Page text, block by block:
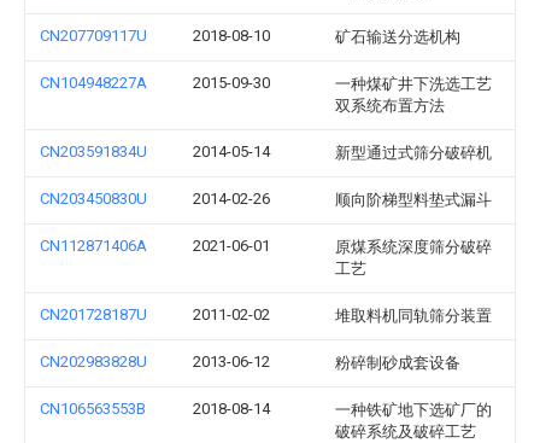
CN207709117U 2018-08-10 矿石输送分选机构
CN104948227A 2015-09-30
一种煤矿井下洗选工艺
双系统布置方法
CN203591834U 2014-05-14 新型通过式筛分破碎机
CN203450830U 2014-02-26 顺向阶梯型料垫式漏斗
CN112871406A 2021-06-01
原煤系统深度筛分破碎
工艺
CN201728187U 2011-02-02 堆取料机同轨筛分装置
CN202983828U 2013-06-12 粉碎制砂成套设备
CN106563553B 2018-08-14
一种铁矿地下选矿厂的
破碎系统及破碎工艺